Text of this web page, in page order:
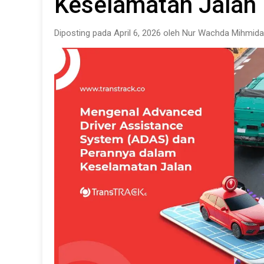
Diposting pada April 6, 2026 oleh Nur Wachda